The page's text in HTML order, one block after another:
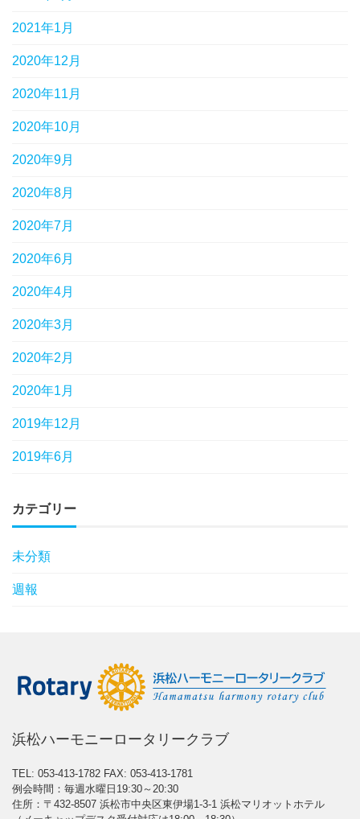
2021年1月
2020年12月
2020年11月
2020年10月
2020年9月
2020年8月
2020年7月
2020年6月
2020年4月
2020年3月
2020年2月
2020年1月
2019年12月
2019年6月
カテゴリー
未分類
週報
浜松ハーモニーロータリークラブ
TEL: 053-413-1782 FAX: 053-413-1781
例会時間：毎週水曜日19:30～20:30
住所：〒432-8507 浜松市中央区東伊場1-3-1 浜松マリオットホテル